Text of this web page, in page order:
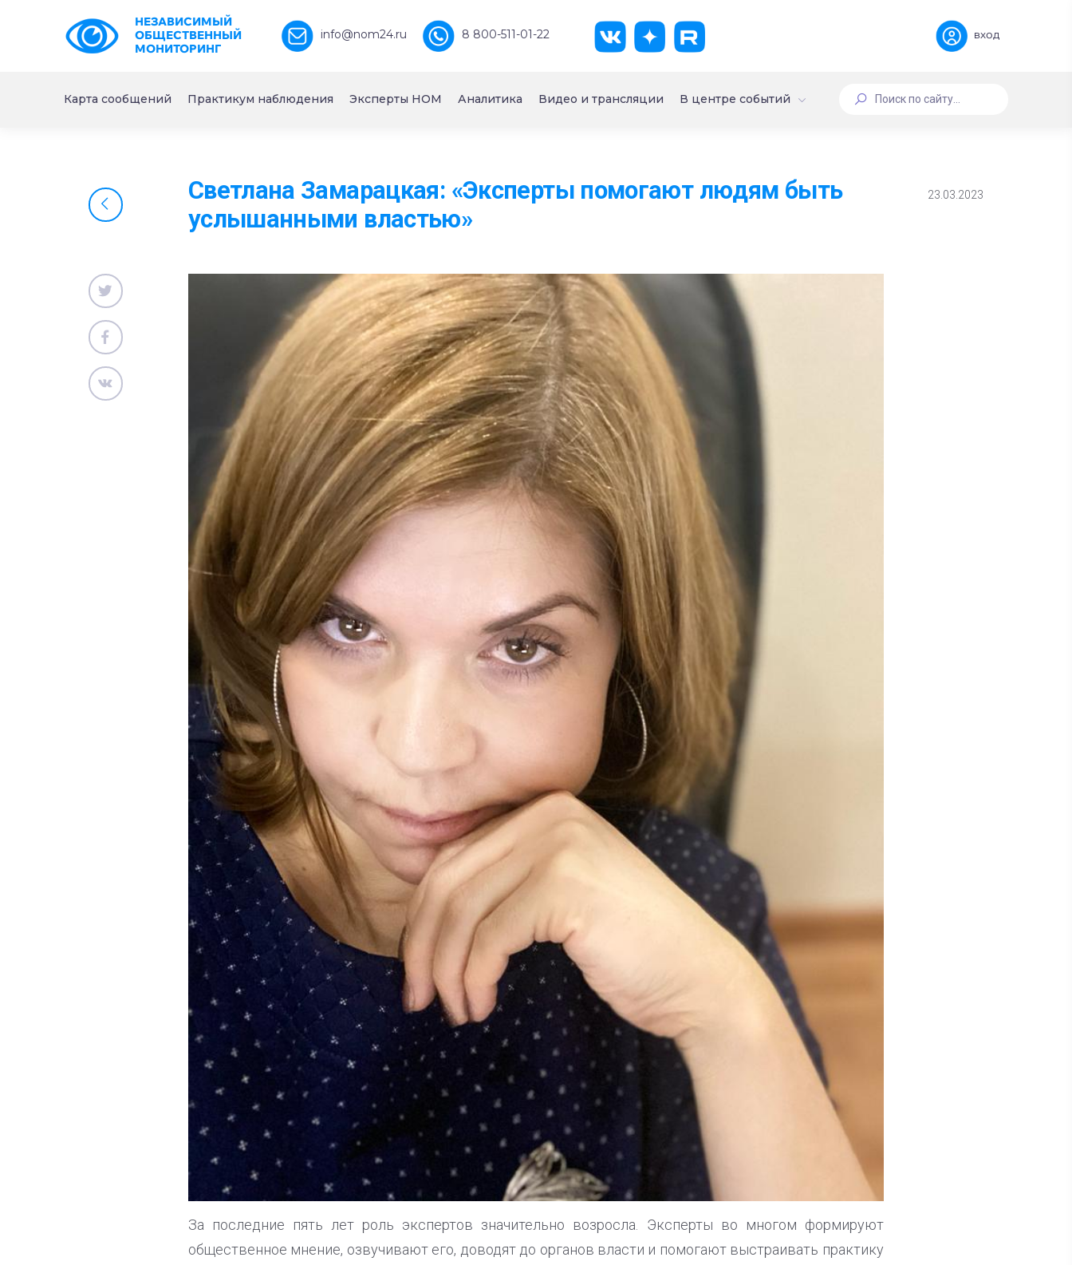
НЕЗАВИСИМЫЙ
ОБЩЕСТВЕННЫЙ
МОНИТОРИНГ
info@nom24.ru 8 800-511-01-22 вход
Карта сообщений Практикум наблюдения Эксперты НОМ Аналитика Видео и трансляции В центре событий
Светлана Замарацкая: «Эксперты помогают людям быть
услышанными властью»
23.03.2023
За последние пять лет роль экспертов значительно возросла. Эксперты во многом формируют
общественное мнение, озвучивают его, доводят до органов власти и помогают выстраивать практику